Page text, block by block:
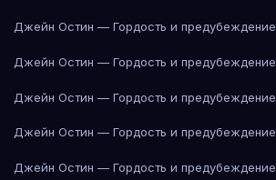
Джейн Остин — Гордость и предубеждение
Джейн Остин — Гордость и предубеждение
Джейн Остин — Гордость и предубеждение
Джейн Остин — Гордость и предубеждение
Джейн Остин — Гордость и предубеждение